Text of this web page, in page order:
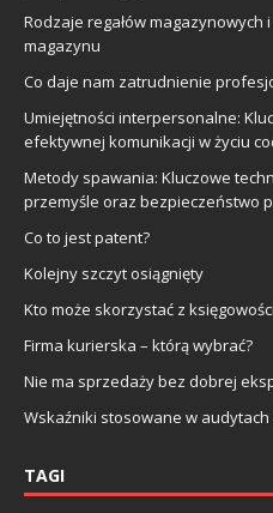
Rodzaje regałów
magazynu
Co daje nam zatrudnienie
Umiejętności interpersonalne:
efektywnej komunikacji w życiu
Metody spawania: Kluczowe
przemyśle oraz bezpieczeństwo
Co to jest patent?
Kolejny szczyt osiągnięty
Kto może skorzystać z
Firma kurierska – którą wybrać?
Nie ma sprzedaży bez dobrej
Wskaźniki stosowane w
TAGI